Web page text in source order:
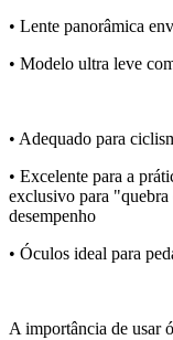
• Lente panorâmica
• Modelo ultra leve
• Adequado para
• Excelente para a
exclusivo para
desempenho
• Óculos ideal para
A importância de usar